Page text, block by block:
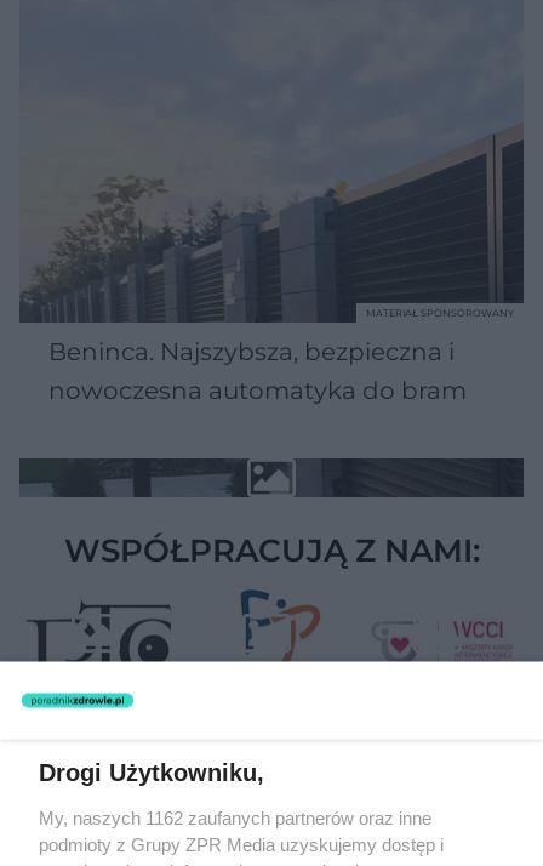
Beninca. Najszybsza, bezpieczna i
nowoczesna automatyka do bram
MATERIAŁ SPONSOROWANY
WSPÓŁPRACUJĄ Z NAMI:
Żaden utwór zamieszczony w serwisie nie może być powielany i
rozpowszechniany lub dalej rozpowszechniany w jakikolwiek sposób
(w tym także elektroniczny lub mechaniczny) na jakimkolwiek polu
Drogi Użytkowniku,
My, naszych 1162 zaufanych partnerów oraz inne
podmioty z Grupy ZPR Media uzyskujemy dostęp i